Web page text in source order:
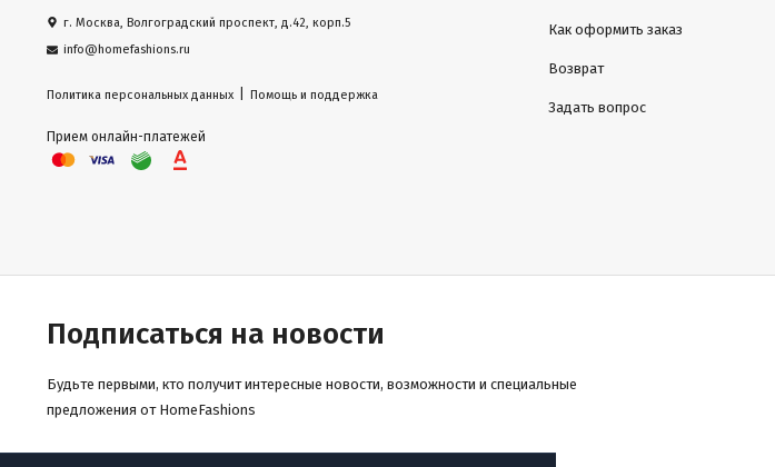
г. Москва, Волгоградский проспект, д.42, корп.5
info@homefashions.ru
Политика персональных данных Помощь и поддержка
Прием онлайн-платежей
Как оформить заказ
Возврат
Задать вопрос
Подписаться на новости
Будьте первыми, кто получит интересные новости, возможности и специальные
предложения от HomeFashions